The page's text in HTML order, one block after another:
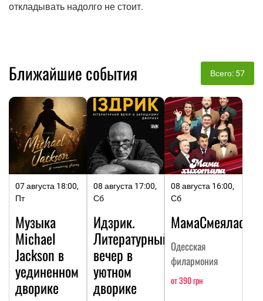
откладывать надолго не стоит.
Ближайшие события Всего: 57
07 августа 18:00,
Пт
Музыка
Michael
Jackson в
уединенном
дворике
08 августа 17:00,
Сб
Идзрик.
Литературный
вечер в
уютном
дворике
08 августа 16:00,
Сб
МамаСмеялась
Одесская
филармония
от 390 грн